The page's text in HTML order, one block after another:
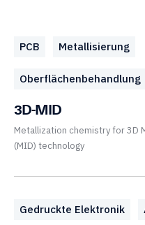
PCB Metallisierung
Oberflächenbehandlung
3D-MID
Metallization chemistry for 3D
(MID) technology
Gedruckte Elektronik